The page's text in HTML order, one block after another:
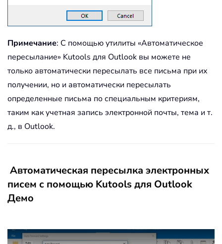
Примечание: С помощью утилиты «Автоматическое
пересылание» Kutools для Outlook вы можете не
только автоматически пересылать все письма при их
получении, но и автоматически пересылать
определенные письма по специальным критериям,
таким как учетная запись электронной почты, тема и т.
д., в Outlook.
Автоматическая пересылка электронных
писем с помощью Kutools для Outlook
Демо